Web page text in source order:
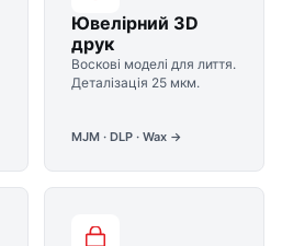
Ювелірний 3D
друк
Воскові моделі для лиття.
Деталізація 25 мкм.
MJM · DLP · Wax →